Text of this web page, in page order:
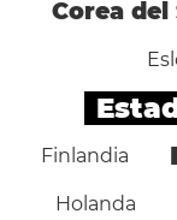
Corea del
Finlandia
Holanda